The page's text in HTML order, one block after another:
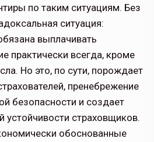
по таким ситуациям. Без
ситуация:
выпла­чивать
практи­чески всегда, кроме
Но это, по сути, порождает
пренебрежение
безопасности и создает
устойчивости страховщи­ков.
обоснованные